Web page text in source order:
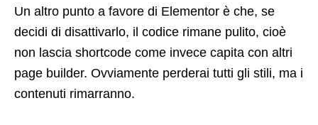
Un altro punto a favore di Elementor è che, se
decidi di disattivarlo, il codice rimane pulito, cioè
non lascia shortcode come invece capita con altri
page builder. Ovviamente perderai tutti gli stili, ma i
contenuti rimarranno.